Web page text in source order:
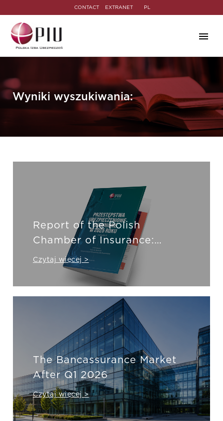
CONTACT EXTRANET PL
Wyniki wyszukiwania:
Report of the Polish
Chamber of Insurance:
Insurers reported insurance
fraud totalling nearly PLN
800 million in 2025
Czytaj więcej >
The Bancassurance Market
After Q1 2026
Czytaj więcej >